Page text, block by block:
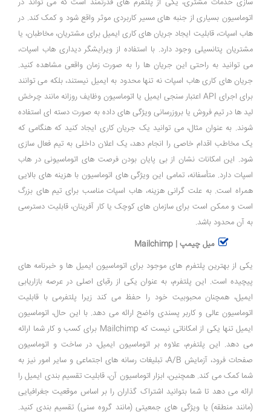
اتوماسیون بسیاری از جنبه ‌های مسیر کاربردی موثر واقع شود و کمک کند. در
هاب ‌اسپات، قابلیت ایجاد جریان ‌های کاری ایمیل برای مشتریان، مخاطبان، یا
مشتریان پتانسیلی وجود دارد. با استفاده از ویرایشگر دیداری هاب ‌اسپات،
می ‌توانید به راحتی این جریان ‌ها را به صورت زمان واقعی مشاهده کنید.
جریان ‌های کاری هاب ‌اسپات نه تنها محدود به ایمیل نیستند، بلکه می ‌توانند
برای اجرای API اعتبار سنجی ایمیل یا اتوماسیون وظایف روزانه مانند چرخش
لید ها در تیم فروش یا بروزرسانی ویژگی ‌های داده به صورت دسته ‌ای استفاده
شوند. به عنوان مثال، می ‌توانید یک جریان کاری ایجاد کنید که هنگامی که
یک مخاطب اقدام خاصی را انجام دهد، یک اعلان داخلی به تیم فعال ‌سازی
شود. این امکانات نشان از بی ‌پایان بودن فرصت ‌های اتوماسیونی در هاب
‌اسپات دارد. متأسفانه، تمامی این ویژگی‌ های اتوماسیون با هزینه ‌های بالایی
همراه است. به علت گرانی هزینه، هاب ‌اسپات مناسب برای تیم ‌های بزرگ
است و ممکن است برای سازمان ‌های کوچک یا کار آفرینان، قابلیت دسترسی
به آن محدود باشد.
میل چیمپ | Mailchimp
یکی از بهترین پلتفرم ‌های موجود برای اتوماسیون ایمیل ‌ها و خبرنامه ‌های
پیچیده است. این پلتفرم، به عنوان یکی از رقبای اصلی در عرصه بازاریابی
ایمیل، همچنان محبوبیت خود را حفظ می ‌کند زیرا پلتفرمی با قابلیت
اتوماسیون عالی و کاربر پسندی واضح ارائه می ‌دهد. با این حال، اتوماسیون
ایمیل تنها یکی از امکاناتی نیست که Mailchimp برای کسب و کار شما ارائه
می‌ دهد. این پلتفرم، علاوه بر اتوماسیون ایمیل، در ساخت و اتوماسیون
صفحات فرود، آزمایش A/B، تبلیغات رسانه‌ های اجتماعی و سایر امور نیز به
شما کمک می‌ کند. همچنین، ابزار اتوماسیون آن، قابلیت تقسیم ‌بندی ایمیل را
ارائه می ‌دهد تا شما بتوانید اشتراک‌ گذاران را بر اساس موقعیت جغرافیایی
(مانند منطقه) یا ویژگی ‌های جمعیتی (مانند گروه سنی) تقسیم ‌بندی کنید.